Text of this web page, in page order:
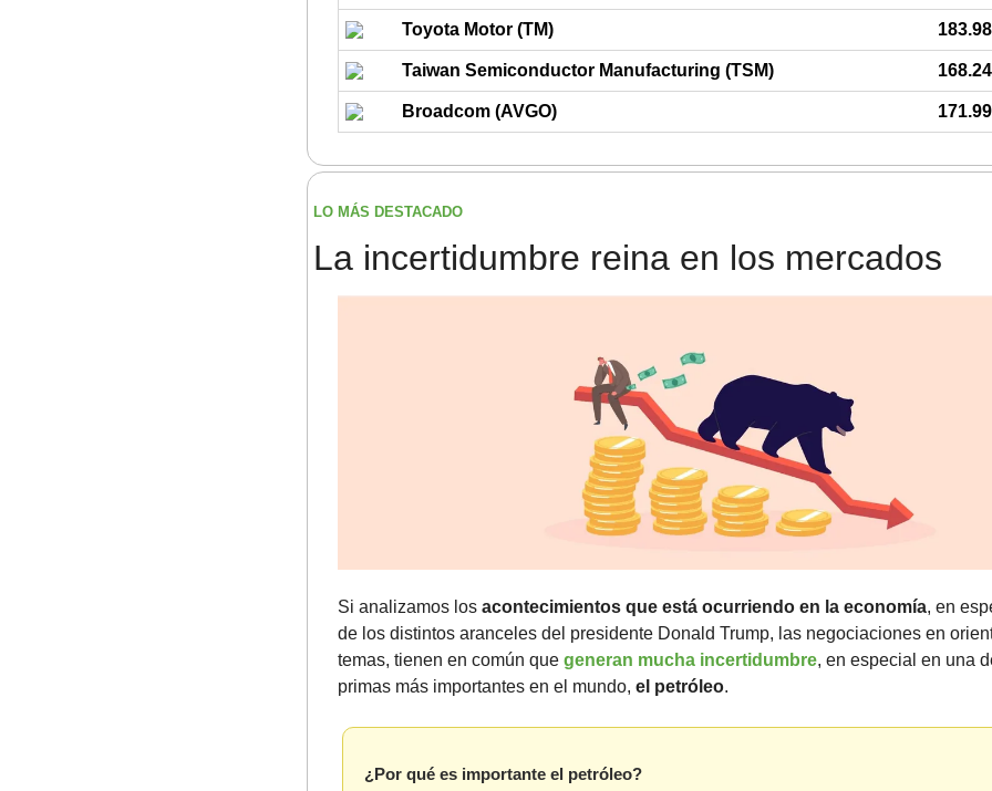
Toyota Motor (TM) 183.98
Taiwan Semiconductor Manufacturing (TSM) 168.24
Broadcom (AVGO) 171.99
LO MÁS DESTACADO
La incertidumbre reina en los mercados
Si analizamos los acontecimientos que está ocurriendo en la economía, en
de los distintos aranceles del presidente Donald Trump, las negociaciones en
temas, tienen en común que generan mucha incertidumbre, en especial en una
primas más importantes en el mundo, el petróleo.
¿Por qué es importante el petróleo?